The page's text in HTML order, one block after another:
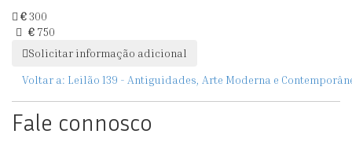
(1899-
1983),
NOSSA
COM
O
MENINO
12
PESSOAS
€300
€ 750
Solicitar informação adicional
Voltar a: Leilão 139 - Antiguidades, Arte Moderna e
Fale connosco